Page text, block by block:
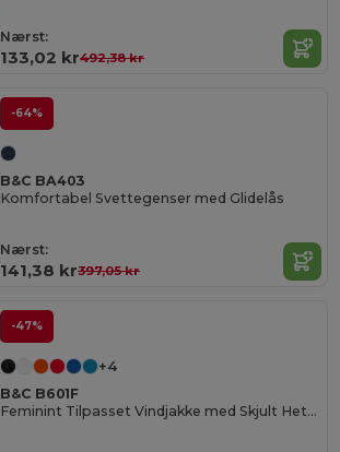
Nærst:
133,02 kr492,38 kr
-64%
B&C BA403
Komfortabel Svettegenser med Glidelås
Nærst:
141,38 kr397,05 kr
-47%
+4
B&C B601F
Feminint Tilpasset Vindjakke med Skjult Hette